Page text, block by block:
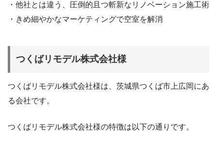
・他社とは違う、圧倒的且つ斬新なリノベーション施工術
・きめ細やかなマーケティングで空室を解消
つくばリモデル株式会社様
つくばリモデル株式会社様は、茨城県つくば市上広岡にあ
る会社です。
つくばリモデル株式会社様の特徴は以下の通りです。